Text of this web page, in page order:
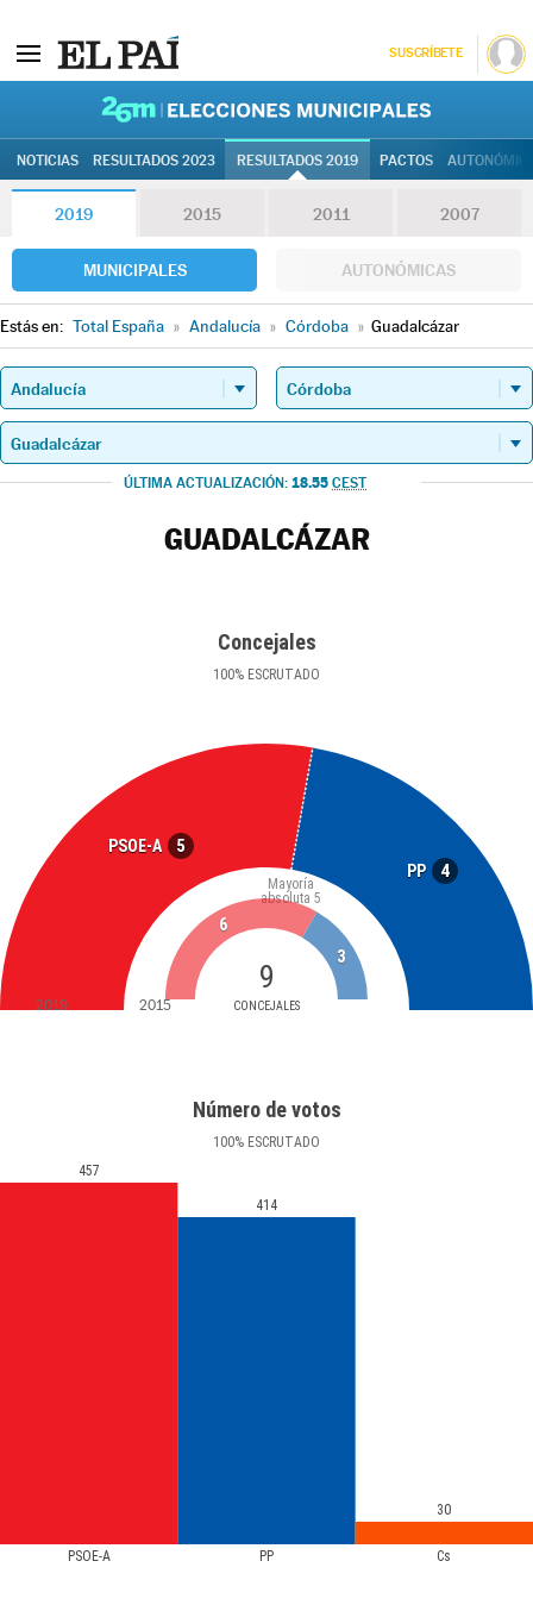
SUSCRÍBETE
NOTICIAS RESULTADOS 2023 RESULTADOS 2019 PACTOS
2019 2015 2011 2007
MUNICIPALES AUTONÓMICAS
Estás en: Total España » Andalucía » Córdoba » Guadalcázar
ÚLTIMA ACTUALIZACIÓN: 18.55 CEST
GUADALCÁZAR
Concejales
100% ESCRUTADO
PSOE-A 5
PP 4
9
CONCEJALES
Mayoría
absoluta 5
6
3
2019 2015
Número de votos
100% ESCRUTADO
PSOE-A PP Cs
457
414
30